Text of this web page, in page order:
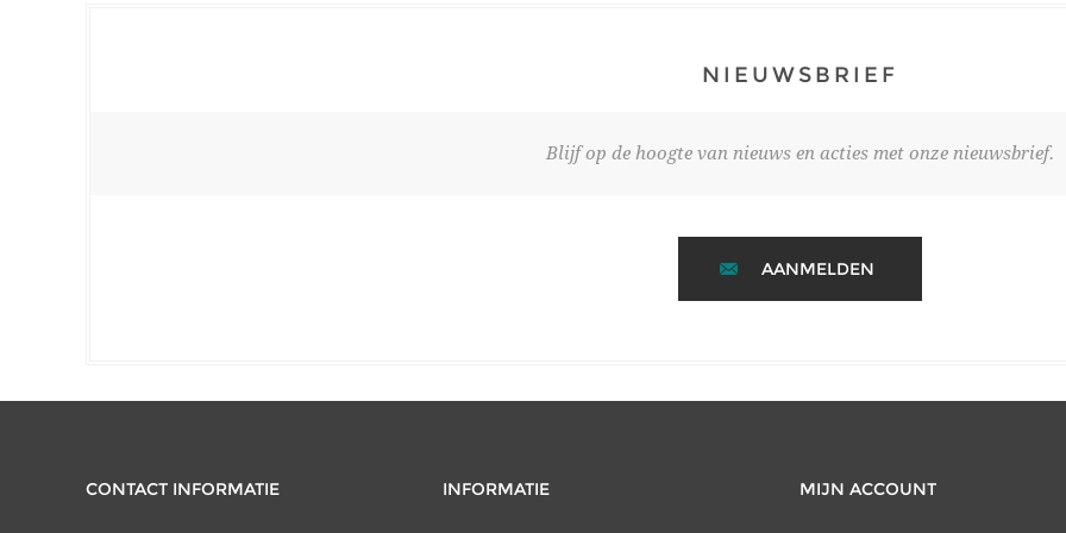
NIEUWSBRIEF
Blijf op de hoogte van nieuws en acties met onze nieuwsbrief.
AANMELDEN
CONTACT INFORMATIE INFORMATIE MIJN ACCOUNT